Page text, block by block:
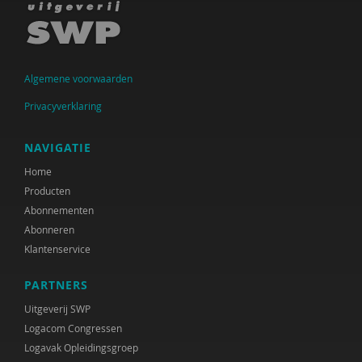
Algemene voorwaarden
Privacyverklaring
NAVIGATIE
Home
Producten
Abonnementen
Abonneren
Klantenservice
PARTNERS
Uitgeverij SWP
Logacom Congressen
Logavak Opleidingsgroep